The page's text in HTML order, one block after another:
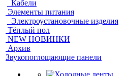
Кабели
Элементы питания
Электроустановочные изделия
Тёплый пол
NEW НОВИНКИ
Архив
Звукопоглощающие панели